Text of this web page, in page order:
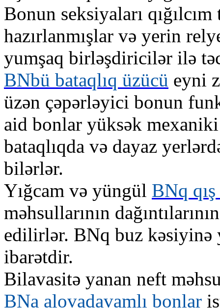
Bonun seksiyaları
hazırlanmışlar və yerin
yumşaq birləşdiricilər ilə
BNbü bataqlıq üzücü eyni
üzən çəpərləyici bonun
aid bonlar yüksək
bataqlıqda və dayaz
bilərlər.
Yığcam və yüngül BNq
məhsullarının
edilirlər. BNq buz kəsiyinə
ibarətdir.
Bilavasitə yanan neft
BNa alovadavamlı bonlar